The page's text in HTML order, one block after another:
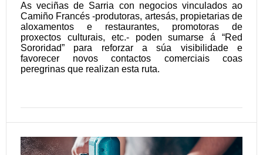
As veciñas de Sarria con negocios vinculados ao
Camiño Francés -produtoras, artesás, propietarias de
aloxamentos e restaurantes, promotoras de
proxectos culturais, etc.- poden sumarse á “Red
Sororidad” para reforzar a súa visibilidade e
favorecer novos contactos comerciais coas
peregrinas que realizan esta ruta.